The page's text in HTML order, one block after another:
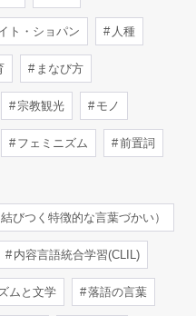
ト・ショパン 人種
まなび方
宗教観光 モノ
フェミニズム 前置詞
びつく特徴的な言葉づかい）
内容言語統合学習(CLIL)
ムと文学 落語の言葉